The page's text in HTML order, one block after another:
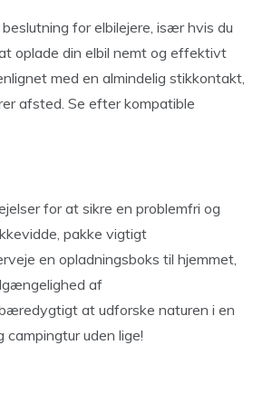
for elbilejere, især hvis du
oplade din elbil nemt og effektivt
med en almindelig stikkontakt,
afsted. Se efter kompatible
for at sikre en problemfri og
pakke vigtigt
en opladningsboks til hjemmet,
af
at udforske naturen i en
campingtur uden lige!